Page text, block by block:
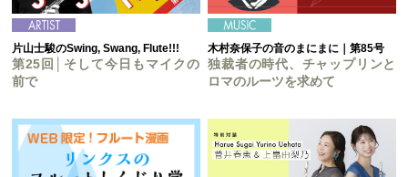
片山士駿のSwing, Swang, Flute!!!
第25回│そして今日もマイクの
前で
木村奈保子の音のまにまに｜第85号
独裁者の時代、チャップリンと
ロマのルーツを求めて